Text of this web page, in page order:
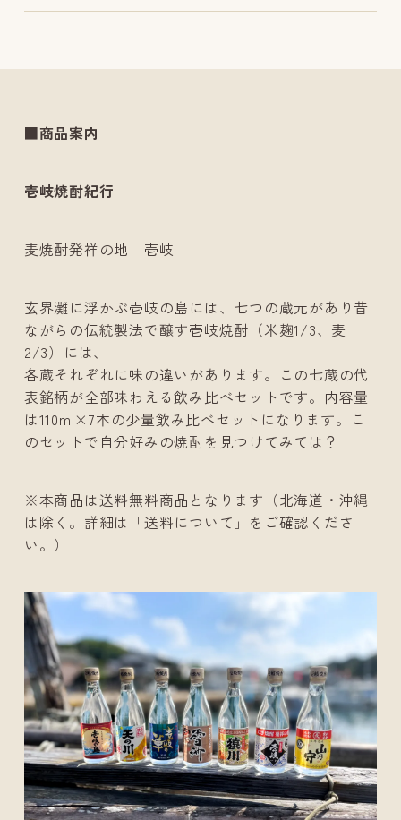
■商品案内
壱岐焼酎紀行
麦焼酎発祥の地 壱岐
玄界灘に浮かぶ壱岐の島には、七つの蔵元があり昔
ながらの伝統製法で醸す壱岐焼酎（米麹1/3、麦
2/3）には、
各蔵それぞれに味の違いがあります。この七蔵の代
表銘柄が全部味わえる飲み比べセットです。内容量
は110ml×7本の少量飲み比べセットになります。こ
のセットで自分好みの焼酎を見つけてみては？
※本商品は送料無料商品となります（北海道・沖縄
は除く。詳細は「送料について」をご確認くださ
い。）